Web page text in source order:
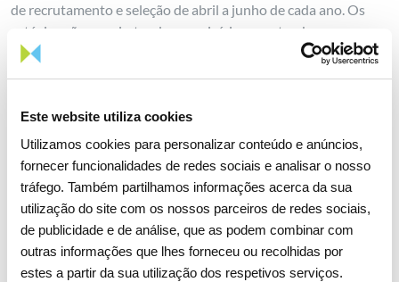
Este website utiliza cookies
Utilizamos cookies para personalizar conteúdo e anúncios,
fornecer funcionalidades de redes sociais e analisar o nosso
tráfego. Também partilhamos informações acerca da sua
utilização do site com os nossos parceiros de redes sociais,
de publicidade e de análise, que as podem combinar com
outras informações que lhes forneceu ou recolhidas por
estes a partir da sua utilização dos respetivos serviços.
de recrutamento e seleção de abril a junho de cada ano. Os
estágios são anuais, tendo o seu início em setembro.
engenharia, gestão, comunicação ou recursos humanos. Cada
trainee da REN tem um plano de estágio feito à medida da sua
especialização, explorando as diferentes áreas da empresa de
forma rotativa. É dada prioridade ao desenvolvimento
profissional, estimulando a capacitação de uma forma
transversal e potenciando a integração na cultura da empresa
através de um sistema de mentores.